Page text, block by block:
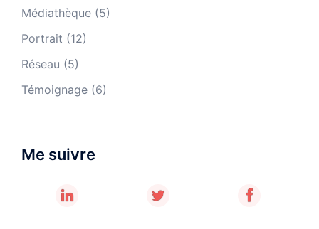
Médiathèque (5)
Portrait (12)
Réseau (5)
Témoignage (6)
Me suivre